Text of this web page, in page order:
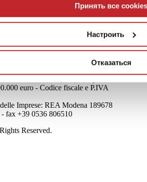
Принять все cookies
Настроить
Отказаться
41049 Sassuolo (MO) - Italy
euro - Codice fiscale e P.IVA
Imprese: REA Modena 189678
fax +39 0536 806510
Reserved.